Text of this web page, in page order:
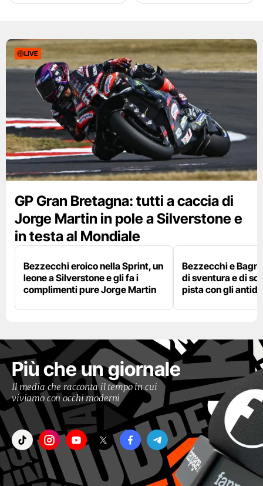
LIVE
GP Gran Bretagna: tutti a caccia di
Jorge Martin in pole a Silverstone e
in testa al Mondiale
Bezzecchi eroico nella Sprint, un
leone a Silverstone e gli fa i
complimenti pure Jorge Martin
Bezzecchi e
di sventura e di
pista con gli
Più che un giornale
Il media che racconta il tempo in cui
viviamo con occhi moderni